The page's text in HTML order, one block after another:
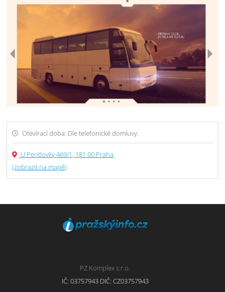
Otevírací doba: Dle telefonické domluvy.
U Pentlovky 469/1, 181 00 Praha
(zobrazit na mapě)
PZ Komplex s.r.o.
IČ: 03757943 DIČ: CZ03757943